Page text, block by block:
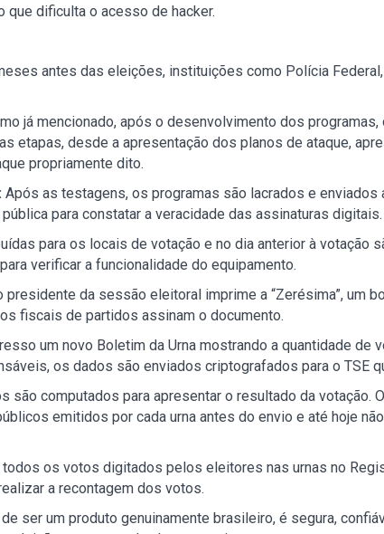
dificulta o acesso de hacker.
antes das eleições, instituições como Polícia
já mencionado, após o desenvolvimento dos
etapas, desde a apresentação dos planos de ataque,
propriamente dito.
Após as testagens, os programas são lacrados e enviados
para constatar a veracidade das assinaturas digitais.
para os locais de votação e no dia anterior à votação
verificar a funcionalidade do equipamento.
presidente da sessão eleitoral imprime a “Zerésima”, um
fiscais de partidos assinam o documento.
um novo Boletim da Urna mostrando a quantidade de
os dados são enviados criptografados para o TSE
são computados para apresentar o resultado da votação.
emitidos por cada urna antes do envio e até hoje
todos os votos digitados pelos eleitores nas urnas no
a recontagem dos votos.
ser um produto genuinamente brasileiro, é segura,